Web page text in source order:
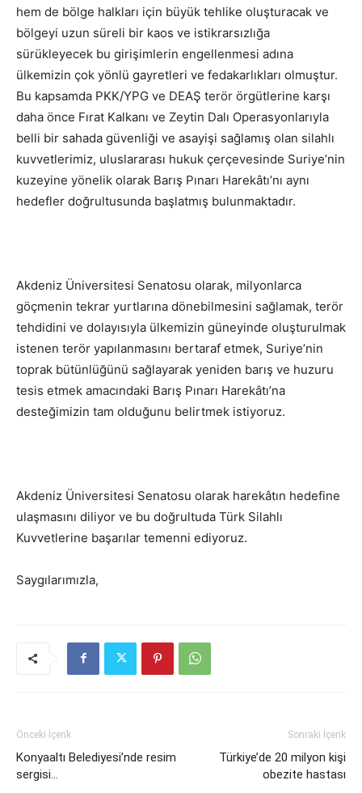
hem de bölge halkları için büyük tehlike oluşturacak ve
bölgeyi uzun süreli bir kaos ve istikrarsızlığa
sürükleyecek bu girişimlerin engellenmesi adına
ülkemizin çok yönlü gayretleri ve fedakarlıkları olmuştur.
Bu kapsamda PKK/YPG ve DEAŞ terör örgütlerine karşı
daha önce Fırat Kalkanı ve Zeytin Dalı Operasyonlarıyla
belli bir sahada güvenliği ve asayişi sağlamış olan silahlı
kuvvetlerimiz, uluslararası hukuk çerçevesinde Suriye’nin
kuzeyine yönelik olarak Barış Pınarı Harekâtı’nı aynı
hedefler doğrultusunda başlatmış bulunmaktadır.
Akdeniz Üniversitesi Senatosu olarak, milyonlarca
göçmenin tekrar yurtlarına dönebilmesini sağlamak, terör
tehdidini ve dolayısıyla ülkemizin güneyinde oluşturulmak
istenen terör yapılanmasını bertaraf etmek, Suriye’nin
toprak bütünlüğünü sağlayarak yeniden barış ve huzuru
tesis etmek amacındaki Barış Pınarı Harekâtı’na
desteğimizin tam olduğunu belirtmek istiyoruz.
Akdeniz Üniversitesi Senatosu olarak harekâtın hedefine
ulaşmasını diliyor ve bu doğrultuda Türk Silahlı
Kuvvetlerine başarılar temenni ediyoruz.
Saygılarımızla,
Önceki İçerik
Konyaaltı Belediyesi’nde resim
sergisi…
Sonraki İçerik
Türkiye’de 20 milyon kişi
obezite hastası